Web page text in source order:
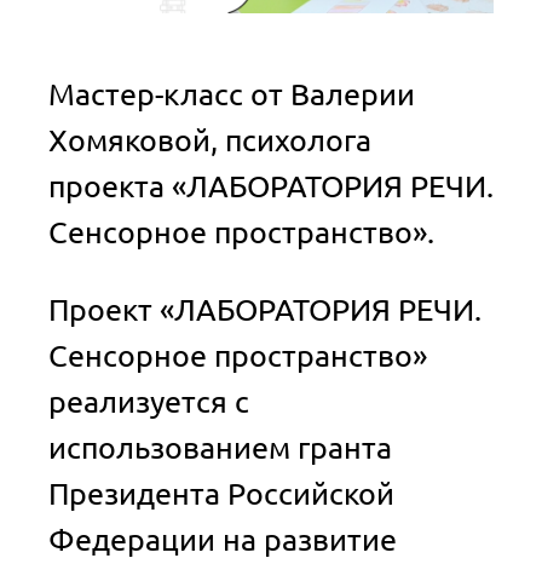
Мастер-класс от Валерии
Хомяковой, психолога
проекта «ЛАБОРАТОРИЯ РЕЧИ.
Сенсорное пространство».
Проект «ЛАБОРАТОРИЯ РЕЧИ.
Сенсорное пространство»
реализуется с
использованием гранта
Президента Российской
Федерации на развитие